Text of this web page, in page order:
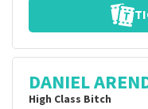
DANIEL
High Class Bitch